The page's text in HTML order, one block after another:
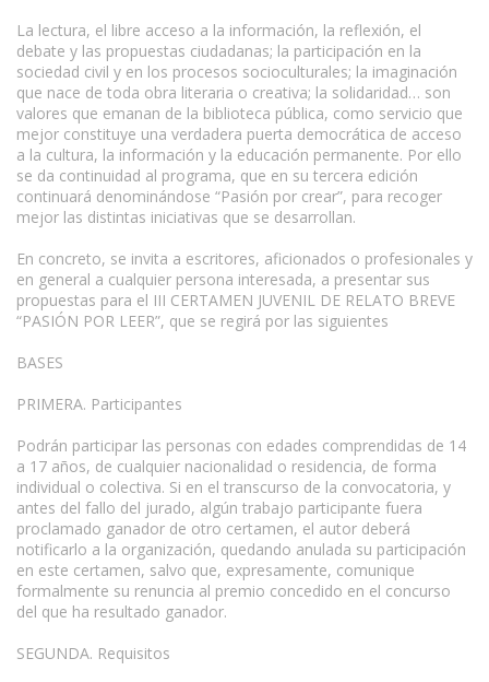
La lectura, el libre acceso a la información, la reflexión, el
debate y las propuestas ciudadanas; la participación en la
sociedad civil y en los procesos socioculturales; la imaginación
que nace de toda obra literaria o creativa; la solidaridad… son
valores que emanan de la biblioteca pública, como servicio que
mejor constituye una verdadera puerta democrática de acceso
a la cultura, la información y la educación permanente. Por ello
se da continuidad al programa, que en su tercera edición
continuará denominándose “Pasión por crear”, para recoger
mejor las distintas iniciativas que se desarrollan.
En concreto, se invita a escritores, aficionados o profesionales y
en general a cualquier persona interesada, a presentar sus
propuestas para el III CERTAMEN JUVENIL DE RELATO BREVE
“PASIÓN POR LEER”, que se regirá por las siguientes
BASES
PRIMERA. Participantes
Podrán participar las personas con edades comprendidas de 14
a 17 años, de cualquier nacionalidad o residencia, de forma
individual o colectiva. Si en el transcurso de la convocatoria, y
antes del fallo del jurado, algún trabajo participante fuera
proclamado ganador de otro certamen, el autor deberá
notificarlo a la organización, quedando anulada su participación
en este certamen, salvo que, expresamente, comunique
formalmente su renuncia al premio concedido en el concurso
del que ha resultado ganador.
SEGUNDA. Requisitos